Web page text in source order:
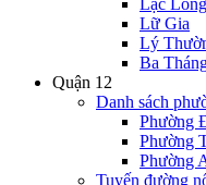
Lạc
Lữ Gia
Lý
Ba
Quận 12
Danh sách
Phường
Phường
Phường
Tuyến đường